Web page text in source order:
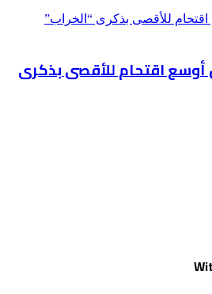
للأقصى بذكرى “الخراب”
اقتحام للأقصى بذكرى